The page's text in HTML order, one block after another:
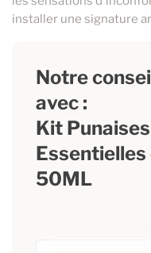
installer une signature
Notre
avec :
Kit
50ML